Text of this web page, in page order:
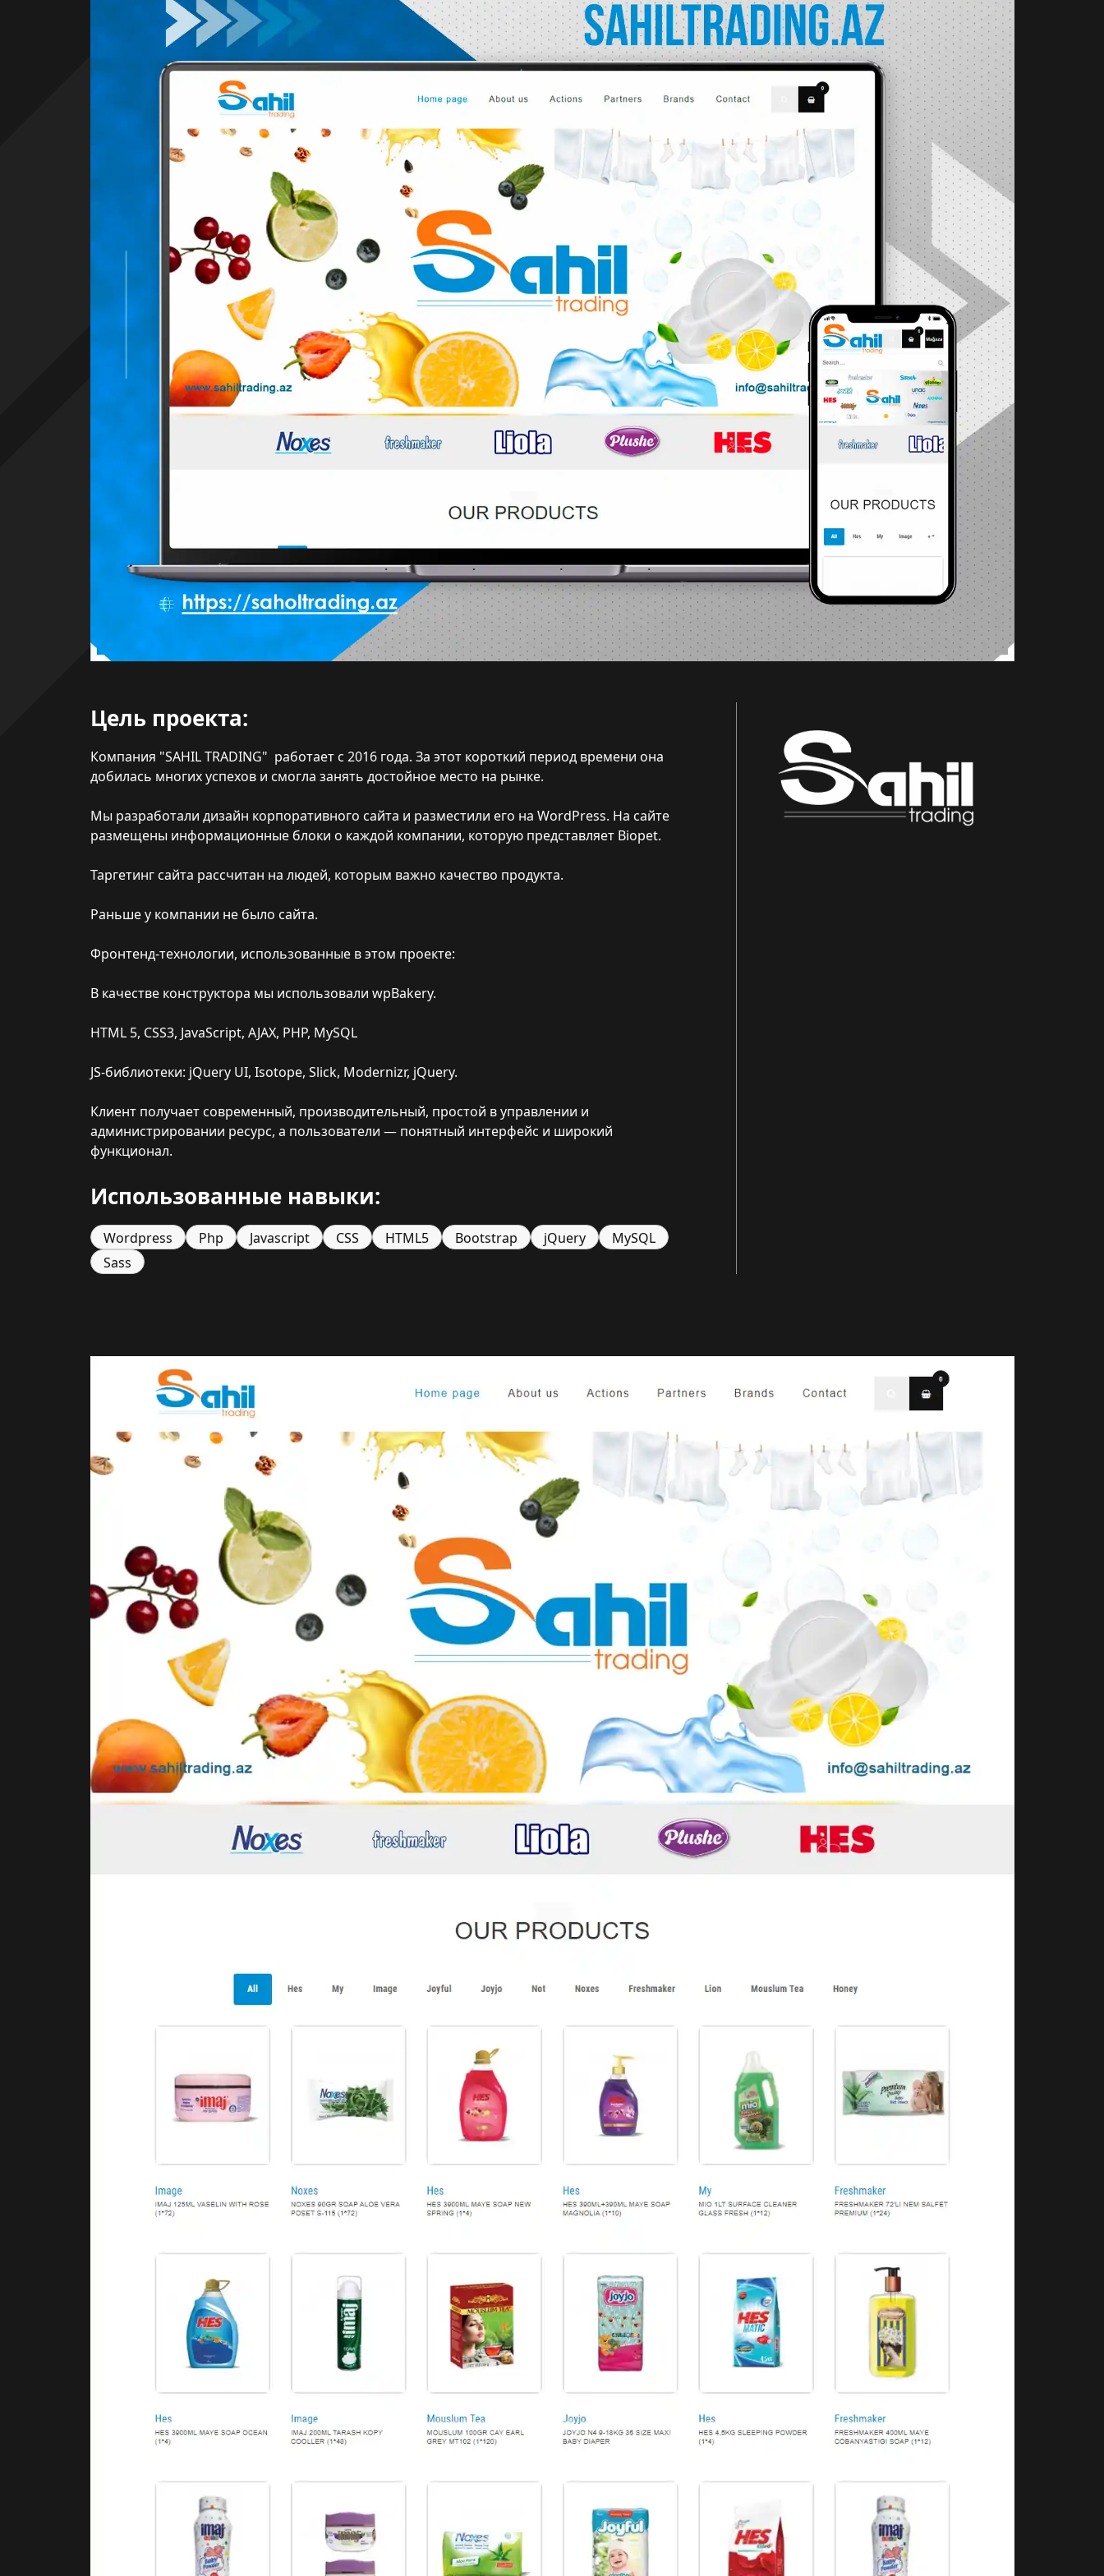
Цель проекта:
Компания "SAHIL TRADING" работает с 2016 года. За этот короткий период времени она
добилась многих успехов и смогла занять достойное место на рынке.
Мы разработали дизайн корпоративного сайта и разместили его на WordPress. На сайте
размещены информационные блоки о каждой компании, которую представляет Biopet.
Таргетинг сайта рассчитан на людей, которым важно качество продукта.
Раньше у компании не было сайта.
Фронтенд-технологии, использованные в этом проекте:
В качестве конструктора мы использовали wpBakery.
HTML 5, CSS3, JavaScript, AJAX, PHP, MySQL
JS-библиотеки: jQuery UI, Isotope, Slick, Modernizr, jQuery.
Клиент получает современный, производительный, простой в управлении и
администрировании ресурс, а пользователи — понятный интерфейс и широкий
функционал.
Использованные навыки:
Wordpress Php Javascript CSS HTML5 Bootstrap jQuery
MySQL
Sass